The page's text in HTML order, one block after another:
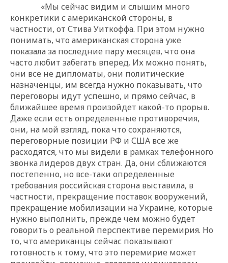
«Мы сейчас видим и слышим много
конкретики с американской стороны, в
частности, от Стива Уиткоффа. При этом нужно
понимать, что американская сторона уже
показала за последние пару месяцев, что она
часто любит забегать вперед. Их можно понять,
они все не дипломаты, они политические
назначенцы, им всегда нужно показывать, что
переговоры идут успешно, и прямо сейчас, в
ближайшее время произойдет какой-то прорыв.
Даже если есть определенные противоречия,
они, на мой взгляд, пока что сохраняются,
переговорные позиции РФ и США все же
расходятся, что мы видели в рамках телефонного
звонка лидеров двух стран. Да, они сближаются
постепенно, но все-таки определенные
требования российская сторона выставила, в
частности, прекращение поставок вооружений,
прекращение мобилизации на Украине, которые
нужно выполнить, прежде чем можно будет
говорить о реальной перспективе перемирия. Но
то, что американцы сейчас показывают
готовность к тому, что это перемирие может